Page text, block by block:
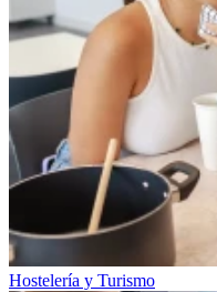
Hostelería y Turismo